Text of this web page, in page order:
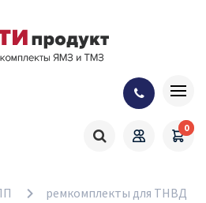
0
ремкомплекты для ТНВД